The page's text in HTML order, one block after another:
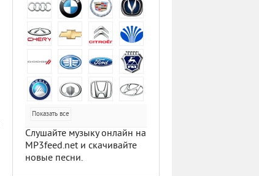
Показать все
Слушайте музыку онлайн на
MP3feed.net и скачивайте
новые песни.